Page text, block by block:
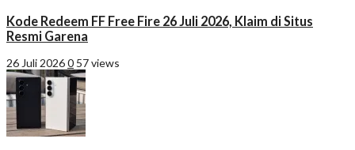
Kode Redeem FF Free Fire 26 Juli 2026, Klaim di Situs
Resmi Garena
26 Juli 20260 57 views